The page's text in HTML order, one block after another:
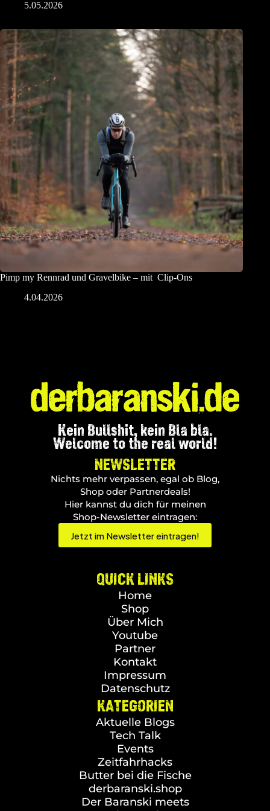
5.05.2026
Pimp my Rennrad und Gravelbike – mit Clip-Ons
4.04.2026
Kein Bullshit, kein Bla bla.
Welcome to the real world!
NEWSLETTER
Nichts mehr verpassen, egal ob Blog,
Shop oder Partnerdeals!
Hier kannst du dich für meinen
Shop-Newsletter eintragen:
Jetzt im Newsletter eintragen!
QUICK LINKS
Home
Shop
Über Mich
Youtube
Partner
Kontakt
Impressum
Datenschutz
KATEGORIEN
Aktuelle Blogs
Tech Talk
Events
Zeitfahrhacks
Butter bei die Fische
derbaranski.shop
Der Baranski meets